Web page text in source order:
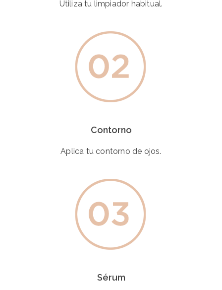
Utiliza tu limpiador habitual.
Contorno
Aplica tu contorno de ojos.
Sérum